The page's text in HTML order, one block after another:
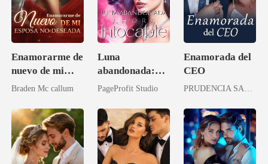
Enamorarme de
nuevo de mi
esposa no
Braden Mc callum
Luna
abandonada:
Ahora intocable
PageProfit Studio
Enamorada del
CEO